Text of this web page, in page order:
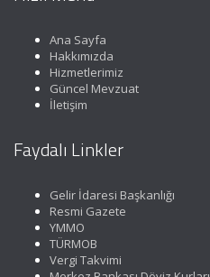
Ana Sayfa
Hakkımızda
Hizmetlerimiz
Güncel Mevzuat
İletişim
Faydalı Linkler
Gelir İdaresi Başkanlığı
Resmi Gazete
YMMO
TÜRMOB
Vergi Takvimi